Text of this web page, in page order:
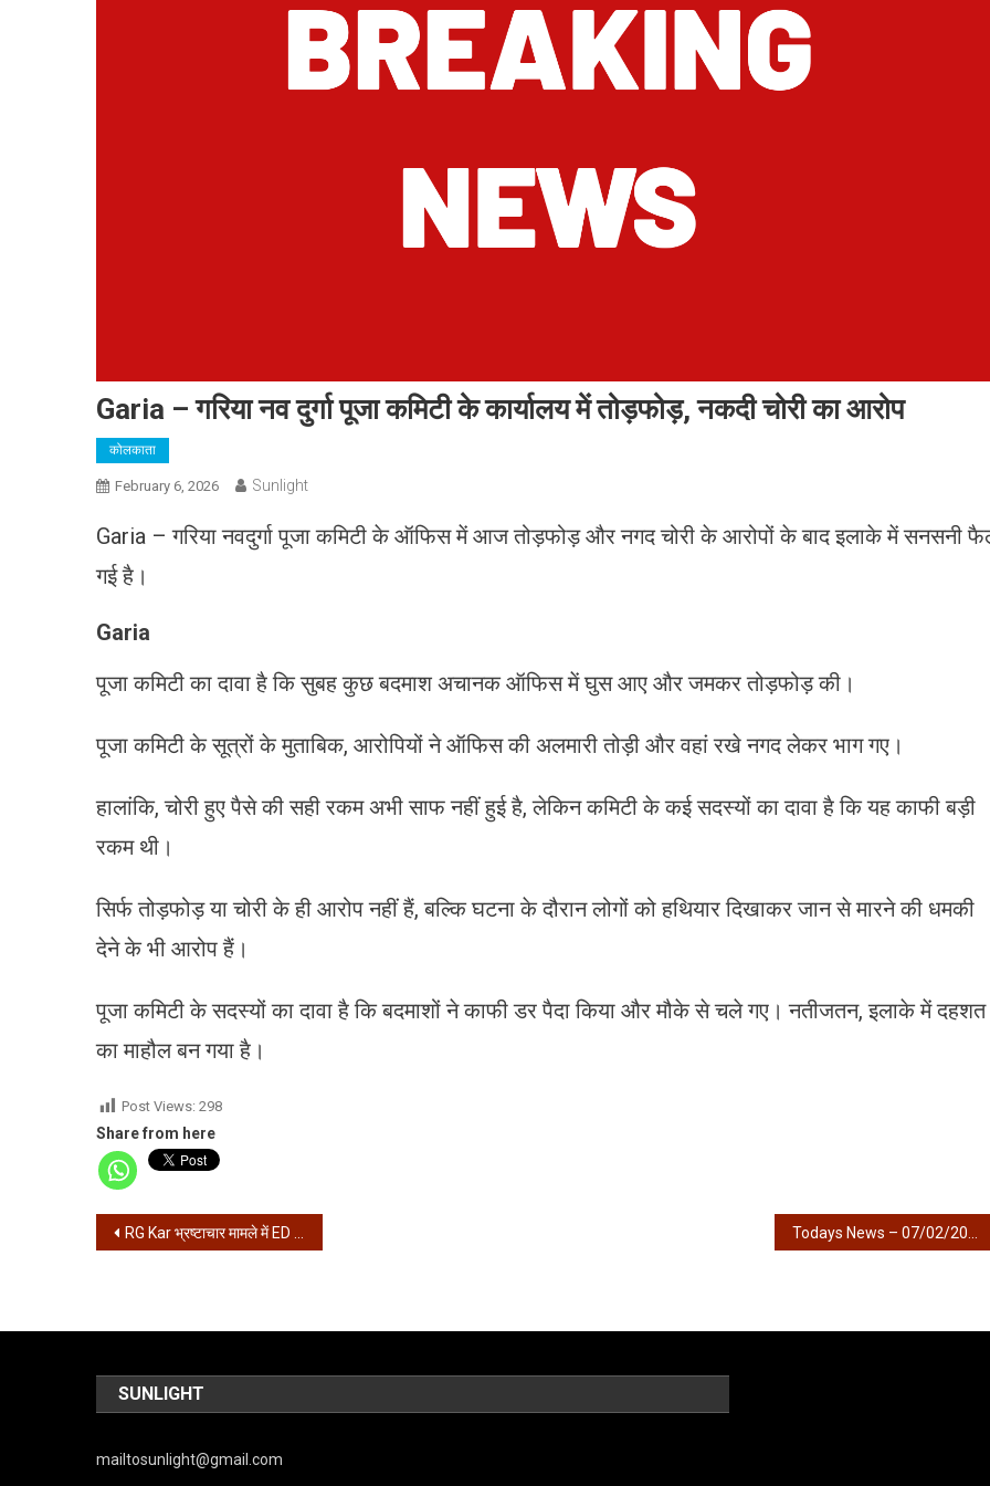
Garia – गरिया नव दुर्गा पूजा कमिटी के कार्यालय में तोड़फोड़, नकदी चोरी का आरोप
कोलकाता
February 6, 2026 Sunlight
Garia – गरिया नवदुर्गा पूजा कमिटी के ऑफिस में आज तोड़फोड़ और नगद चोरी के आरोपों के बाद इलाके में सनसनी
गई है।
Garia
पूजा कमिटी का दावा है कि सुबह कुछ बदमाश अचानक ऑफिस में घुस आए और जमकर तोड़फोड़ की।
पूजा कमिटी के सूत्रों के मुताबिक, आरोपियों ने ऑफिस की अलमारी तोड़ी और वहां रखे नगद लेकर भाग गए।
हालांकि, चोरी हुए पैसे की सही रकम अभी साफ नहीं हुई है, लेकिन कमिटी के कई सदस्यों का दावा है कि यह काफी बड़ी
रकम थी।
सिर्फ तोड़फोड़ या चोरी के ही आरोप नहीं हैं, बल्कि घटना के दौरान लोगों को हथियार दिखाकर जान से मारने की धमकी
देने के भी आरोप हैं।
पूजा कमिटी के सदस्यों का दावा है कि बदमाशों ने काफी डर पैदा किया और मौके से चले गए। नतीजतन, इलाके में दहशत
का माहौल बन गया है।
Post Views: 298
Share from here
Post
RG Kar भ्रष्टाचार मामले में ED की पहली चार्जशीट, संदीप घोष का भी नाम
SUNLIGHT
mailtosunlight@gmail.com